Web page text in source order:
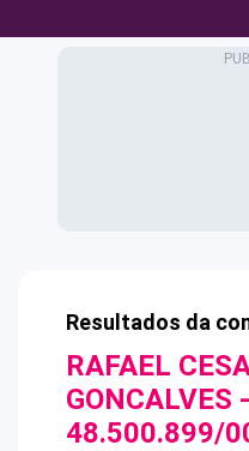
Resultados da
RAFAEL
GONCALVES
48.500.899/